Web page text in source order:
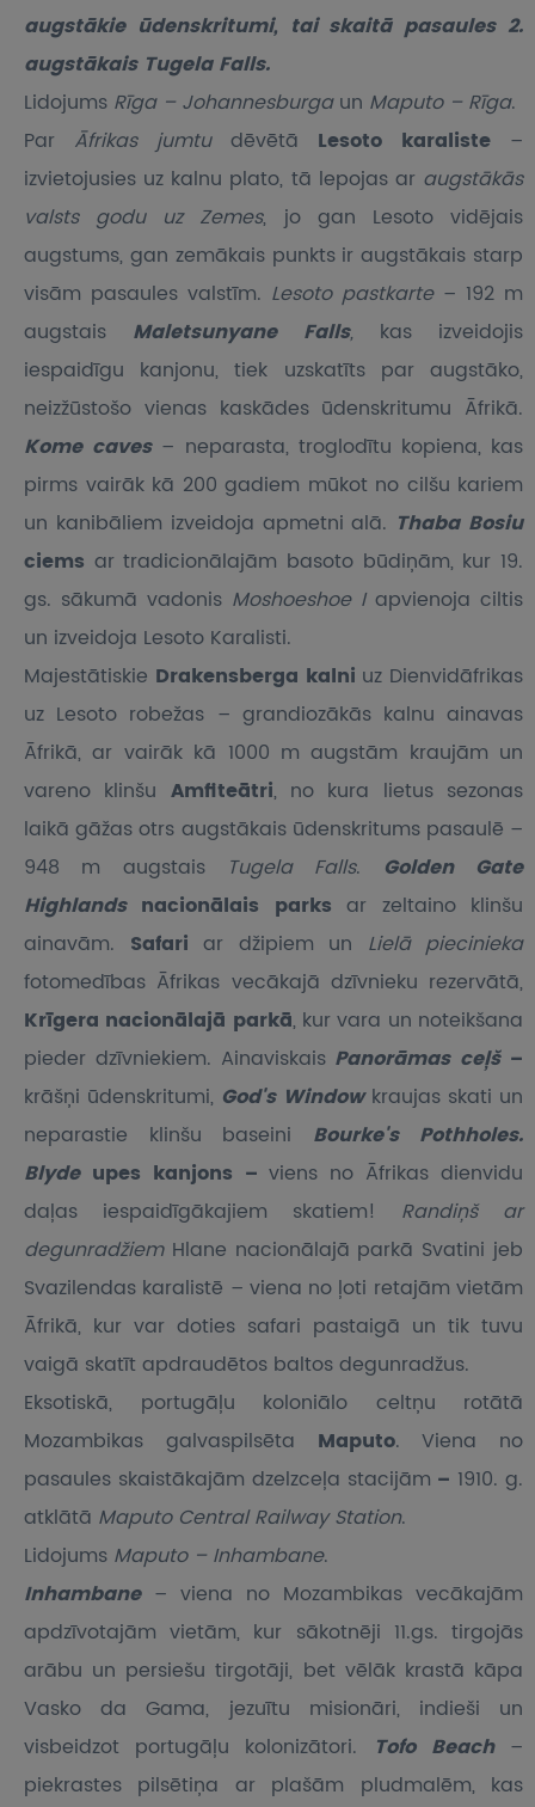
augstākie ūdenskritumi, tai skaitā pasaules 2.
augstākais Tugela Falls.
Lidojums Rīga – Johannesburgaun Maputo – Rīga.
Par Āfrikas jumtudēvētā Lesoto karaliste –
izvietojusies uz kalnu plato, tā lepojas ar augstākās
valsts godu uz Zemes, jo gan Lesoto vidējais
augstums, gan zemākais punkts ir augstākais starp
visām pasaules valstīm. Lesoto pastkarte– 192 m
augstais Maletsunyane Falls, kas izveidojis
iespaidīgu kanjonu, tiek uzskatīts par augstāko,
neizžūstošo vienas kaskādes ūdenskritumu Āfrikā.
Kome caves– neparasta, troglodītu kopiena, kas
pirms vairāk kā 200 gadiem mūkot no cilšu kariem
un kanibāliem izveidoja apmetni alā. Thaba Bosiu
ciems ar tradicionālajām basoto būdiņām, kur 19.
gs. sākumā vadonis Moshoeshoe Iapvienoja ciltis
un izveidoja Lesoto Karalisti.
Majestātiskie Drakensberga kalni uz Dienvidāfrikas
uz Lesoto robežas – grandiozākās kalnu ainavas
Āfrikā, ar vairāk kā 1000 m augstām kraujām un
vareno klinšu Amfiteātri, no kura lietus sezonas
laikā gāžas otrs augstākais ūdenskritums pasaulē –
948 m augstais
Tugela Falls.
Golden Gate
Highlandsnacionālais parksar zeltaino klinšu
ainavām. Safari ar džipiem un Lielā piecinieka
fotomedības Āfrikas vecākajā dzīvnieku rezervātā,
Krīgera nacionālajā parkā, kur vara un noteikšana
pieder dzīvniekiem. Ainaviskais Panorāmas ceļš–
krāšņi ūdenskritumi, God's Window kraujas skati un
neparastie klinšu baseini
Bourke's Pothholes.
Blydeupes kanjons –viens no Āfrikas dienvidu
daļas iespaidīgākajiem skatiem! Randiņš ar
degunradžiem Hlane nacionālajā parkā Svatini jeb
Svazilendas karalistē – viena no ļoti retajām vietām
Āfrikā, kur var doties safari pastaigā un tik tuvu
vaigā skatīt apdraudētos baltos degunradžus.
Eksotiskā, portugāļu koloniālo celtņu rotātā
Mozambikas galvaspilsēta Maputo. Viena no
pasaules skaistākajām dzelzceļa stacijām – 1910. g.
atklātā Maputo Central Railway Station.
Lidojums Maputo – Inhambane.
Inhambane– viena no Mozambikas vecākajām
apdzīvotajām vietām, kur sākotnēji 11.gs. tirgojās
arābu un persiešu tirgotāji, bet vēlāk krastā kāpa
Vasko da Gama, jezuītu misionāri, indieši un
visbeidzot portugāļu kolonizātori.
Tofo Beach–
piekrastes pilsētiņa ar plašām pludmalēm, kas